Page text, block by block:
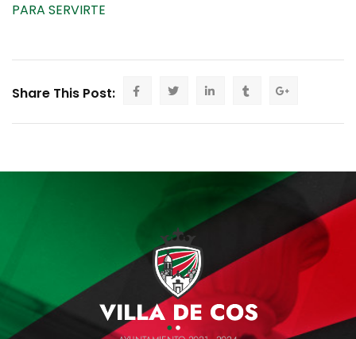
PARA SERVIRTE
Share This Post: